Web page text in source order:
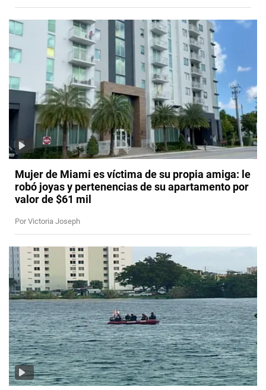
Mujer de Miami es víctima de su propia amiga: le
robó joyas y pertenencias de su apartamento por
valor de $61 mil
Por Victoria Joseph